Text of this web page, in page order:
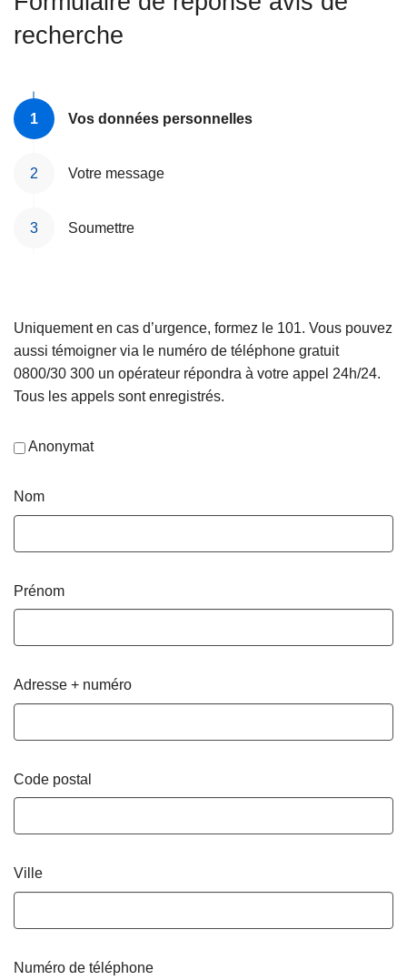
recherche
Vos données personnelles
Votre message
Soumettre
Uniquement en cas d’urgence, formez le 101. Vous pouvez
aussi témoigner via le numéro de téléphone gratuit
0800/30 300 un opérateur répondra à votre appel 24h/24.
Tous les appels sont enregistrés.
Anonymat
Nom
Prénom
Adresse + numéro
Code postal
Ville
Numéro de téléphone